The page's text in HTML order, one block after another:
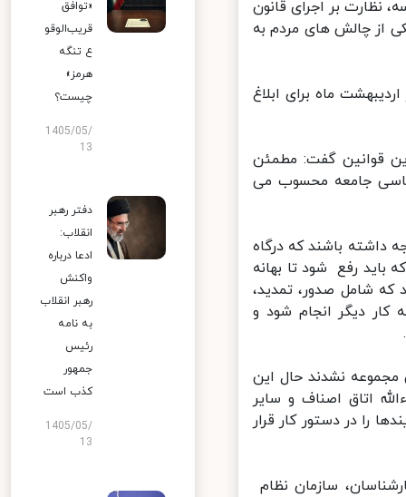
دو جلسه، نظارت بر اجرای قانون
از چالش های مردم به
که از اردیبهشت ماه برای ابلاغ
قوانین گفت: مطمئن
جامعه محسوب می
باشند که درگاه
رفع شود تا بهانه
انجام شود که شامل صدور، تمدید،
دیگر انجام شود و
نشدند حال این
اتاق اصناف و سایر
را در دستور کار قرار
سازمان نظام
«توافق
قریب‌الوقو
ع تنگه
هرمز»
چیست؟
1405/05/
13
دفتر رهبر
انقلاب:
ادعا درباره
واکنش
رهبر انقلاب
به نامه
رئیس
جمهور
کذب است
1405/05/
13